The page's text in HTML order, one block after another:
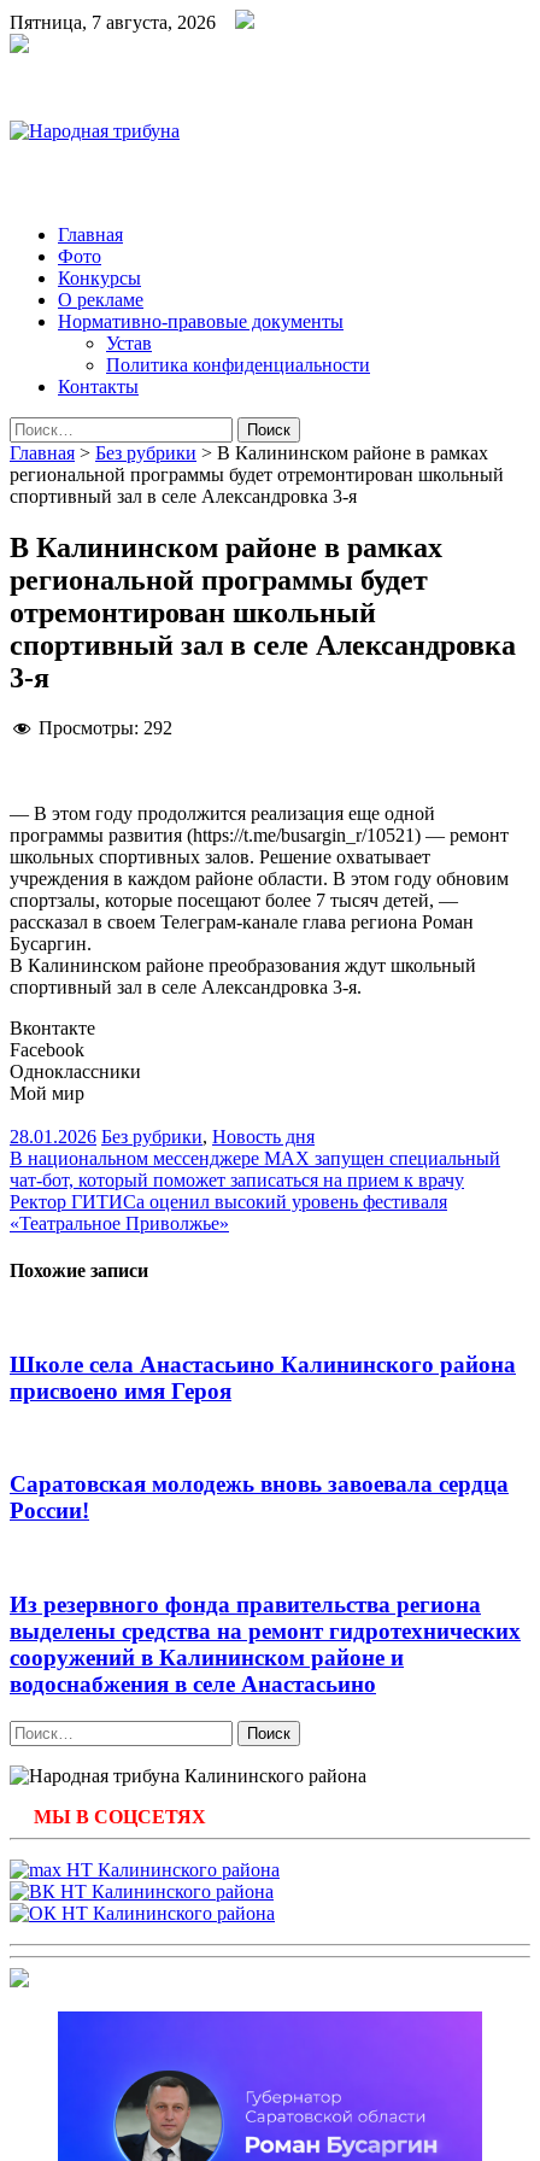
Пятница, 7 августа, 2026
Народная трибуна
Калининская районная газета
Главная
Фото
Конкурсы
О рекламе
Нормативно-правовые документы
Устав
Политика конфиденциальности
Контакты
Найти:
Главная > Без рубрики > В Калининском районе в рамках
региональной программы будет отремонтирован школьный
спортивный зал в селе Александровка 3-я
В Калининском районе в рамках
региональной программы будет
отремонтирован школьный
спортивный зал в селе Александровка
3-я
Просмотры: 292
— В этом году продолжится реализация еще одной
программы развития (https://t.me/busargin_r/10521) — ремонт
школьных спортивных залов. Решение охватывает
учреждения в каждом районе области. В этом году обновим
спортзалы, которые посещают более 7 тысяч детей, —
рассказал в своем Телеграм-канале глава региона Роман
Бусаргин.
В Калининском районе преобразования ждут школьный
спортивный зал в селе Александровка 3-я.
Вконтакте
Facebook
Одноклассники
Мой мир
28.01.2026 Без рубрики, Новость дня
Навигация
по
записям
В национальном мессенджере МАХ запущен специальный
чат-бот, который поможет записаться на прием к врачу
Ректор ГИТИСа оценил высокий уровень фестиваля
«Театральное Приволжье»
Похожие записи
Школе села Анастасьино Калининского района
присвоено имя Героя
Саратовская молодежь вновь завоевала сердца
России!
Из резервного фонда правительства региона
выделены средства на ремонт гидротехнических
сооружений в Калининском районе и
водоснабжения в селе Анастасьино
Найти:
МЫ В СОЦСЕТЯХ